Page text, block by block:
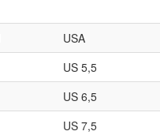
USA
US 5,5
US 6,5
US 7,5